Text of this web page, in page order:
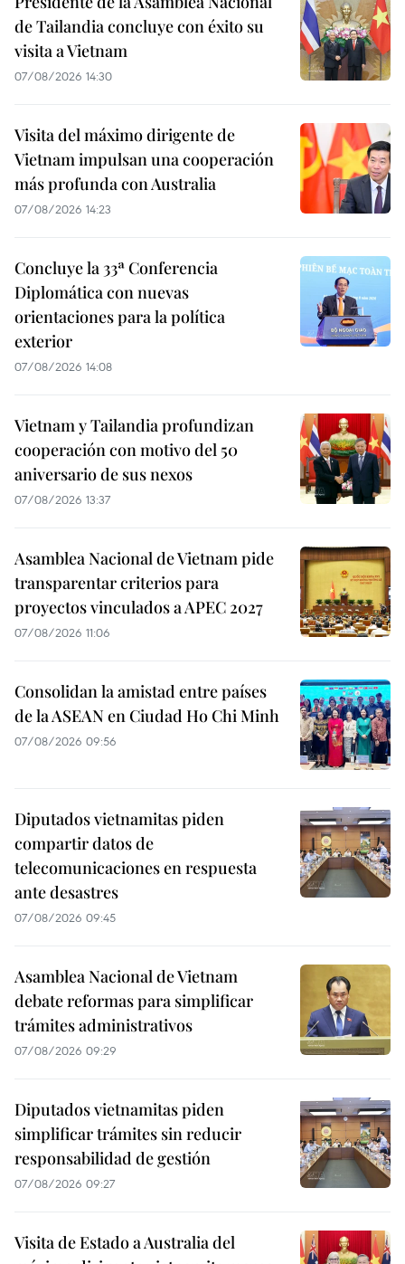
de Tailandia concluye con éxito su
visita a Vietnam
07/08/2026 14:30
Visita del máximo dirigente de
Vietnam impulsan una cooperación
más profunda con Australia
07/08/2026 14:23
Concluye la 33ª Conferencia
Diplomática con nuevas
orientaciones para la política
exterior
07/08/2026 14:08
Vietnam y Tailandia profundizan
cooperación con motivo del 50
aniversario de sus nexos
07/08/2026 13:37
Asamblea Nacional de Vietnam pide
transparentar criterios para
proyectos vinculados a APEC 2027
07/08/2026 11:06
Consolidan la amistad entre países
de la ASEAN en Ciudad Ho Chi Minh
07/08/2026 09:56
Diputados vietnamitas piden
compartir datos de
telecomunicaciones en respuesta
ante desastres
07/08/2026 09:45
Asamblea Nacional de Vietnam
debate reformas para simplificar
trámites administrativos
07/08/2026 09:29
Diputados vietnamitas piden
simplificar trámites sin reducir
responsabilidad de gestión
07/08/2026 09:27
Visita de Estado a Australia del